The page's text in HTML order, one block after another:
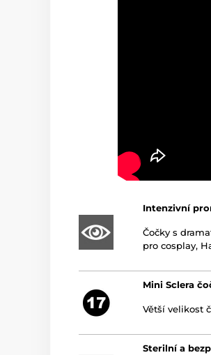
Intenzivní
Čočky s
pro cosplay,
Mini Sclera
Větší velikost
Sterilní a